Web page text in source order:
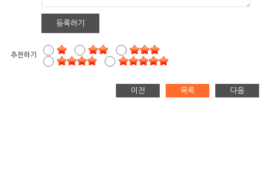
등록하기
추천하기
이전 목록 다음